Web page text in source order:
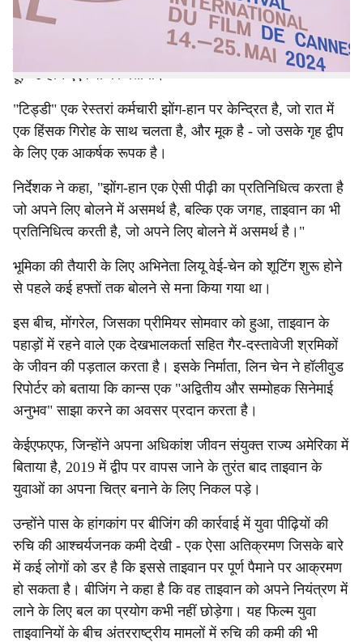
“लेकिन हम उस बिंदु पर पहुंच गए हैं जहां ताइवान की वास्तविकता
को प्रतिबिंबित करना भी उत्तेजक होना है। और मैं इससे सहमत नहीं
हूं,'' उन्होंने एएफपी को बताया।
"टिड्डी" एक रेस्तरां कर्मचारी झोंग-हान पर केन्द्रित है, जो रात में
एक हिंसक गिरोह के साथ चलता है, और मूक है - जो उसके गृह द्वीप
के लिए एक आकर्षक रूपक है।
निर्देशक ने कहा, "झोंग-हान एक ऐसी पीढ़ी का प्रतिनिधित्व करता है
जो अपने लिए बोलने में असमर्थ है, बल्कि एक जगह, ताइवान का भी
प्रतिनिधित्व करती है, जो अपने लिए बोलने में असमर्थ है।"
भूमिका की तैयारी के लिए अभिनेता लियू वेई-चेन को शूटिंग शुरू होने
से पहले कई हफ्तों तक बोलने से मना किया गया था।
इस बीच, मोंगरेल, जिसका प्रीमियर सोमवार को हुआ, ताइवान के
पहाड़ों में रहने वाले एक देखभालकर्ता सहित गैर-दस्तावेजी श्रमिकों
के जीवन की पड़ताल करता है। इसके निर्माता, लिन चेन ने हॉलीवुड
रिपोर्टर को बताया कि कान्स एक "अद्वितीय और सम्मोहक सिनेमाई
अनुभव" साझा करने का अवसर प्रदान करता है।
केईएफएफ, जिन्होंने अपना अधिकांश जीवन संयुक्त राज्य अमेरिका में
बिताया है, 2019 में द्वीप पर वापस जाने के तुरंत बाद ताइवान के
युवाओं का अपना चित्र बनाने के लिए निकल पड़े।
उन्होंने पास के हांगकांग पर बीजिंग की कार्रवाई में युवा पीढ़ियों की
रुचि की आश्चर्यजनक कमी देखी - एक ऐसा अतिक्रमण जिसके बारे
में कई लोगों को डर है कि इससे ताइवान पर पूर्ण पैमाने पर आक्रमण
हो सकता है। बीजिंग ने कहा है कि वह ताइवान को अपने नियंत्रण में
लाने के लिए बल का प्रयोग कभी नहीं छोड़ेगा। यह फिल्म युवा
ताइवानियों के बीच अंतरराष्ट्रीय मामलों में रुचि की कमी की भी